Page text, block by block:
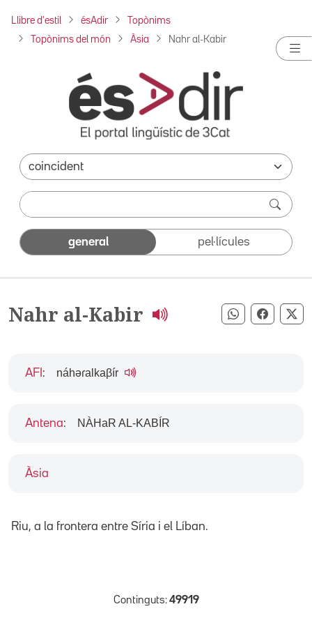
Llibre d'estil ésAdir Topònims
Topònims del món Àsia Nahr al-Kabir
general pel·lícules
Nahr al-Kabir Compartir
Àsia
AFI : náhəɾalkaβír
Antena: NÀHaR AL-KABÍR
Riu, a la frontera entre Síria i el Líban.
Continguts: 49919